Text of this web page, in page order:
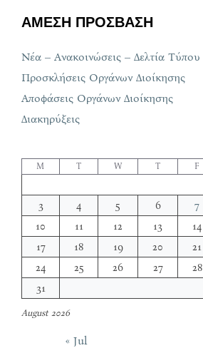
ΑΜΕΣΗ ΠΡΟΣΒΑΣΗ
Νέα – Ανακοινώσεις – Δελτία Τύπου
Προσκλήσεις Οργάνων Διοίκησης
Αποφάσεις Οργάνων Διοίκησης
Διακηρύξεις
August 2026
M T W T F
3
4 5 6 7
10
11 12 13 14
17
18 19 20 21
24
25 26 27 28
31
« Jul